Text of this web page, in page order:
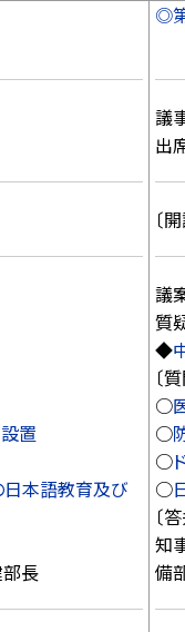
置
日本語教育及び
長
◎
議
出
〔
議
質
◆
〔
○
○
○
○
〔
知
備